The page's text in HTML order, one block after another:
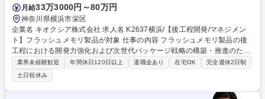
月給33万3000円～80万円
神奈川県横浜市栄区
企業名 キオクシア株式会社 求人名 K2637横浜/【後工程開発/マネジメン
ト】フラッシュメモリ製品が対象 仕事の内容 フラッシュメモリ製品の後
工程における開発力強化および次世代パッケージ戦略の構築・推進のた
め、以下の業務をお任せします。 【技術戦略の立案・実行】■市場動向、
顧客ニーズ、競合他社の技術調査 に基づいたベンチマーク分析 ■技術/品
質/コスト(TQC)観点からの課題抽出、ロードマップ策定 ■関連部門(マーケ
ティング/信頼性保証/組立技術等)を牽引し、後工程技術の抽出と開発実
業界未経験歓迎 年間休日120日以上 退職金あり 在宅OK
完全週休2日制
土日祝休み